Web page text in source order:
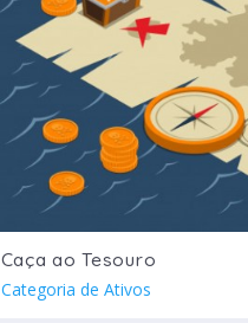
Caça ao Tesouro
Categoria de Ativos